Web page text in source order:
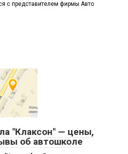
с представителем фирмы Авто
"Клаксон" — цены,
об автошколе